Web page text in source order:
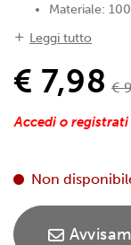
Materiale:
Leggi tutto
€ 7,98 €
Accedi o
Non